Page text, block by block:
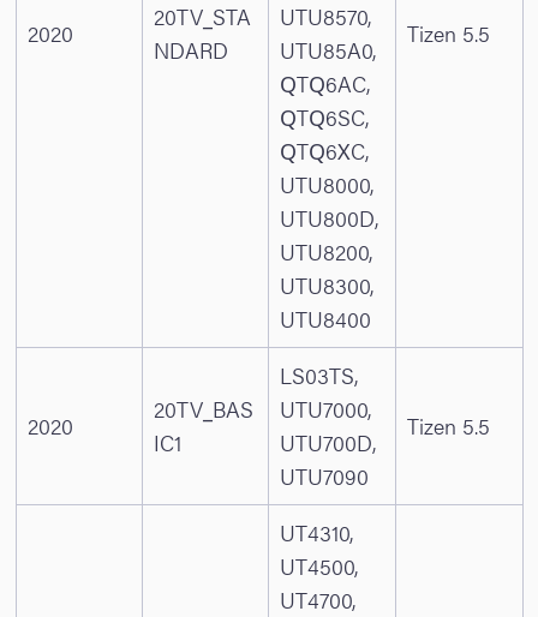
2020
20TV_STA
NDARD
UTU8570,
UTU85A0,
QTQ6AC,
QTQ6SC,
QTQ6XC,
UTU8000,
UTU800D,
UTU8200,
UTU8300,
UTU8400
Tizen 5.5
2020
20TV_BAS
IC1
LS03TS,
UTU7000,
UTU700D,
UTU7090
Tizen 5.5
UT4310,
UT4500,
UT4700,